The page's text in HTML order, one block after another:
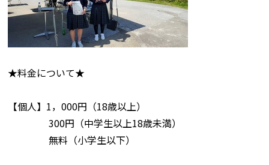
★料金について★
【個人】1，000円（18歳以上）
300円（中学生以上18歳未満）
無料（小学生以下）